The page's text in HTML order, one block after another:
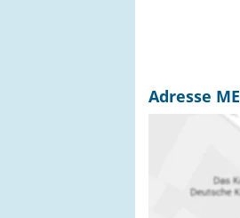
Adresse